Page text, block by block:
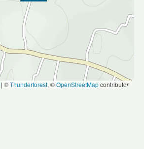
| ©Thunderforest, ©OpenStreetMapcontributors